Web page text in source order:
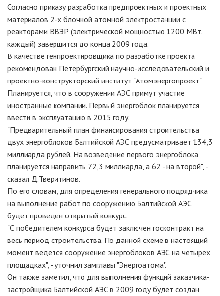
Согласно приказу разработка предпроектных и проектных
материалов 2-х блочной атомной электростанции с
реакторами ВВЭР (электрической мощностью 1200 МВт.
каждый) завершится до конца 2009 года.
В качестве генпроектировщика по разработке проекта
рекомендован Петербургский научно-исследовательский и
проектно-конструкторский институт "Атомэнергопроект"
Планируется, что в сооружении АЭС примут участие
иностранные компании. Первый энергоблок планируется
ввести в эксплуатацию в 2015 году.
"Предварительный план финансирования строительства
двух энергоблоков Балтийской АЭС предусматривает 134,3
миллиарда рублей. На возведение первого энергоблока
планируется направить 72,3 миллиарда, а 62 - на второй", -
сказал Д.Тверитинов.
По его словам, для определения генерального подрядчика
на выполнение работ по сооружению Балтийской АЭС
будет проведен открытый конкурс.
"С победителем конкурса будет заключен госконтракт на
весь период строительства. По данной схеме в настоящий
момент ведется сооружение энергоблоков АЭС на четырех
площадках", - уточнил замглавы "Энергоатома".
Он также заметил, что для выполнения функций заказчика-
застройщика Балтийской АЭС в 2009 году будет создан